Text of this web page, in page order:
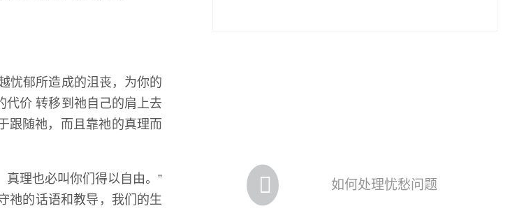
忧郁所造成的沮丧，为你的
代价 转移到祂自己的肩上去
跟随祂，而且靠祂的真理而
理也必叫你们得以自由。”
祂的话语和教导，我们的生
如何处理忧愁问题